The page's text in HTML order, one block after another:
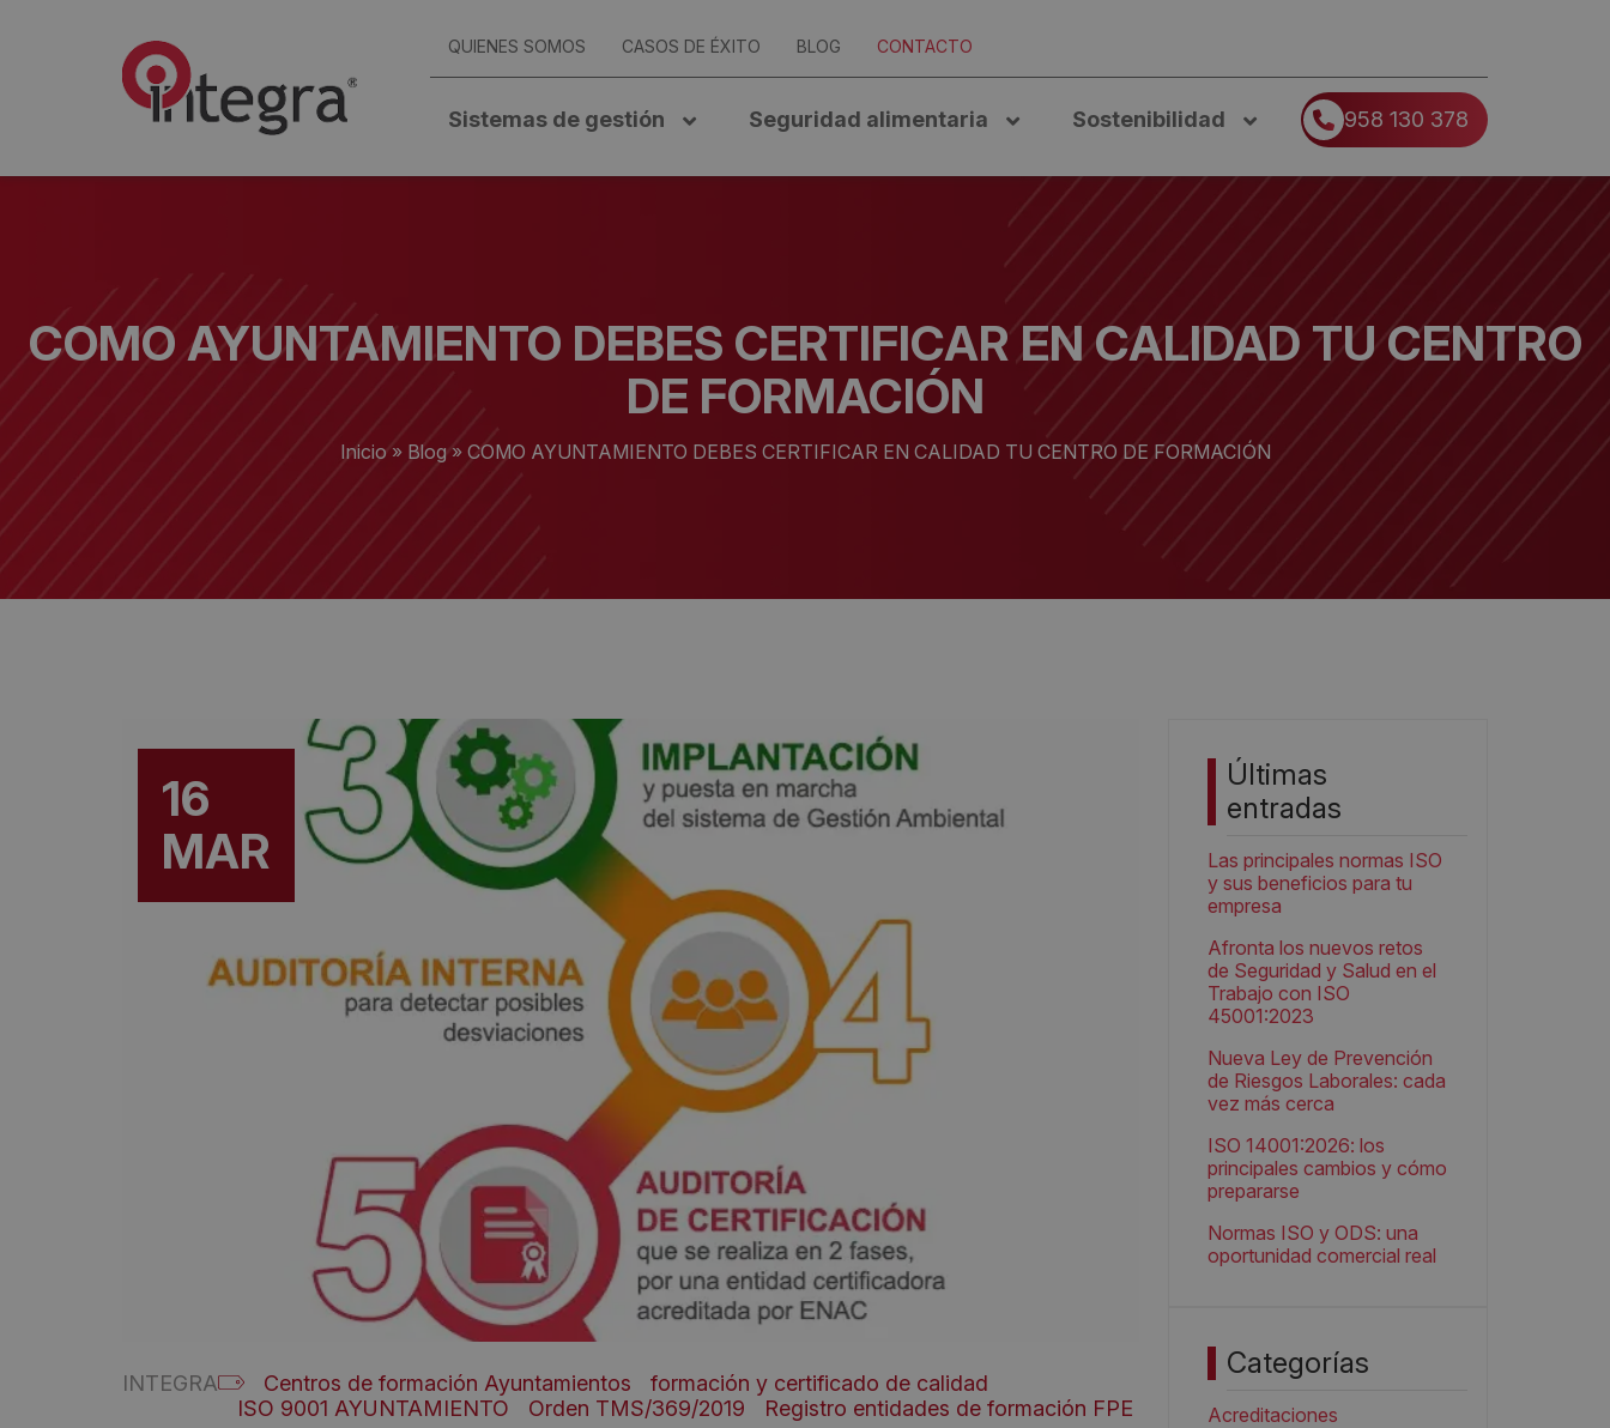
QUIENES SOMOS CASOS DE ÉXITO BLOG CONTACTO
Sistemas de gestión Seguridad alimentaria Sostenibilidad 958 130 378
COMO AYUNTAMIENTO DEBES CERTIFICAR EN CALIDAD TU CENTRO
DE FORMACIÓN
Inicio » Blog» COMO AYUNTAMIENTO DEBES CERTIFICAR EN CALIDAD TU CENTRO DE FORMACIÓN
16
MAR
INTEGRA Centros de formación Ayuntamientos
formación y certificado de calidad
ISO 9001 AYUNTAMIENTO
Orden TMS/369/2019 Registro entidades de formación FPE
Últimas
entradas
Las principales normas ISO
y sus beneficios para tu
empresa
Afronta los nuevos retos
de Seguridad y Salud en el
Trabajo con ISO
45001:2023
Nueva Ley de Prevención
de Riesgos Laborales: cada
vez más cerca
ISO 14001:2026: los
principales cambios y cómo
prepararse
Normas ISO y ODS: una
oportunidad comercial real
Categorías
Acreditaciones